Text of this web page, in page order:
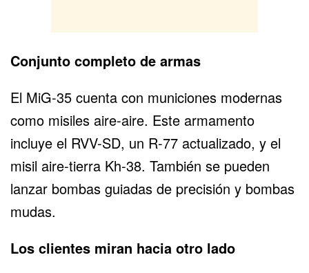
Conjunto completo de armas
El MiG-35 cuenta con municiones modernas
como misiles aire-aire. Este armamento
incluye el RVV-SD, un R-77 actualizado, y el
misil aire-tierra Kh-38. También se pueden
lanzar bombas guiadas de precisión y bombas
mudas.
Los clientes miran hacia otro lado